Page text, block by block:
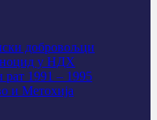
добровољци
у НДХ
1991 – 1995
и Метохија